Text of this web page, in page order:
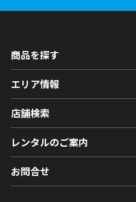
商品を探す
エリア情報
店舗検索
レンタルのご案内
お問合せ